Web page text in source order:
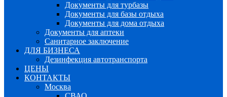
Документы для турбазы
Документы для базы отдыха
Документы для дома отдыха
Документы для аптеки
Санитарное заключение
ДЛЯ БИЗНЕСА
Дезинфекция автотранспорта
ЦЕНЫ
КОНТАКТЫ
Москва